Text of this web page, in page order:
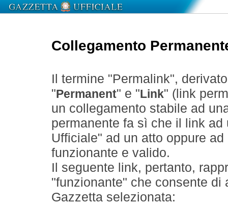
Collegamento
Il termine "Permalink",
" Permanent" e " Link" (link
un collegamento stabile ad
permanente fa sì che il link
Ufficiale" ad un atto oppure
funzionante e valido.
Il seguente link, pertanto,
"funzionante" che consente
Gazzetta selezionata: